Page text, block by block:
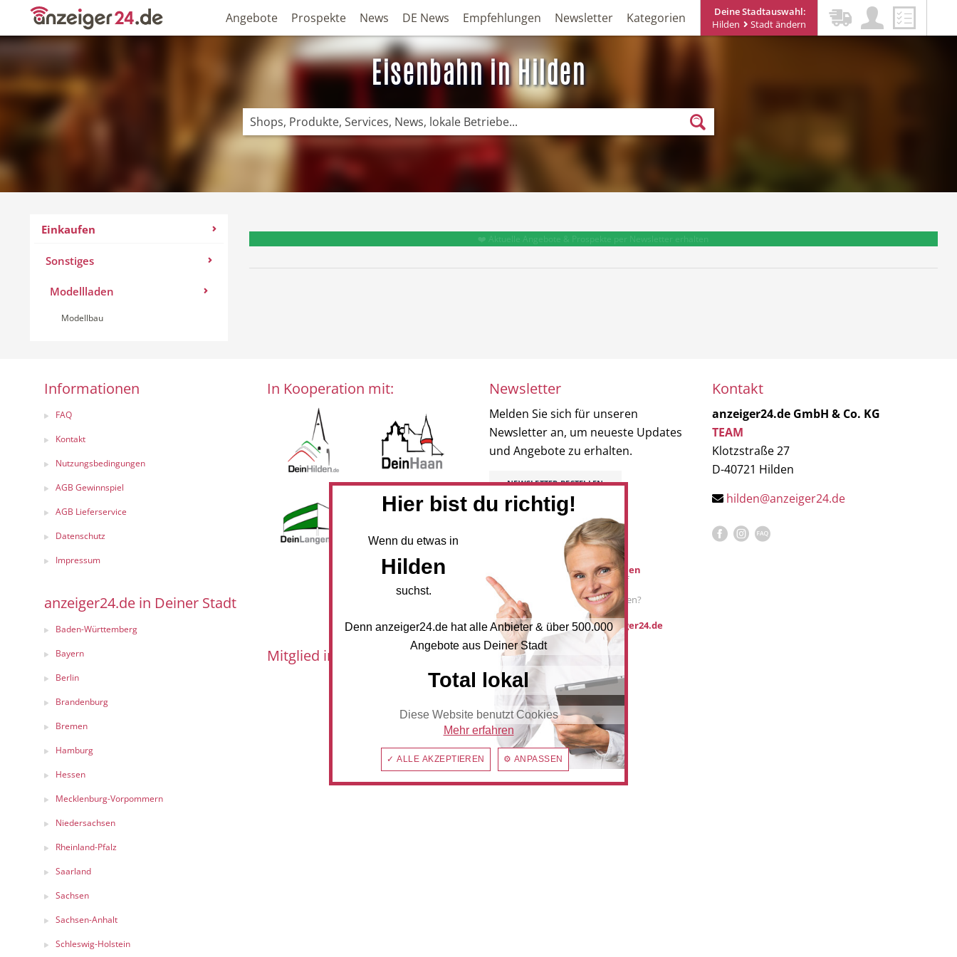
Deine Stadtauswahl:
Hilden
Stadt ändern
Angebote Prospekte News DE News Empfehlungen Newsletter Kategorien
Eisenbahn in Hilden
Einkaufen
Sonstiges
Modellladen
Modellbau
❤️ Aktuelle Angebote & Prospekte per Newsletter erhalten
Informationen
FAQ
Kontakt
Nutzungsbedingungen
AGB Gewinnspiel
AGB Lieferservice
Datenschutz
Impressum
anzeiger24.de in Deiner Stadt
Baden-Württemberg
Bayern
Berlin
Brandenburg
Bremen
Hamburg
Hessen
Mecklenburg-Vorpommern
Niedersachsen
Rheinland-Pfalz
Saarland
Sachsen
Sachsen-Anhalt
Schleswig-Holstein
In Kooperation mit:
Mitglied im:
Newsletter
Melden Sie sich für unseren
Newsletter an, um neueste Updates
und Angebote zu erhalten.
NEWSLETTER BESTELLEN
Mediadaten
Werbung buchen
Sie möchten auf
anzeiger24.de
Werbung schalten?
hilden@anzeiger24.de
Kontakt
anzeiger24.de GmbH & Co. KG
TEAM
Klotzstraße 27
D-40721 Hilden
hilden@anzeiger24.de
Hier bist du richtig!
Wenn du etwas in
Hilden
suchst.
Denn anzeiger24.de hat alle Anbieter & über 500.000
Angebote aus Deiner Stadt
Total lokal
Diese Website benutzt Cookies
Mehr erfahren
✓ ALLE AKZEPTIEREN ⚙ ANPASSEN